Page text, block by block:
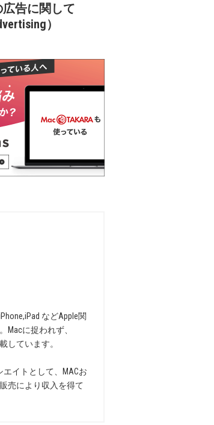
広告に関して
）
などApple関
Macに捉われず、
しています。
エイトとして、MACお
売により収入を得て